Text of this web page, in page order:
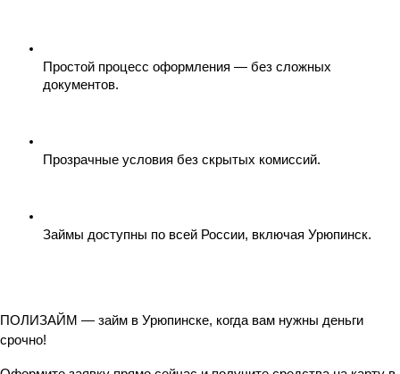
Простой процесс оформления — без сложных
документов.
Прозрачные условия без скрытых комиссий.
Займы доступны по всей России, включая Урюпинск.
ПОЛИЗАЙМ — займ в Урюпинске, когда вам нужны деньги
срочно!